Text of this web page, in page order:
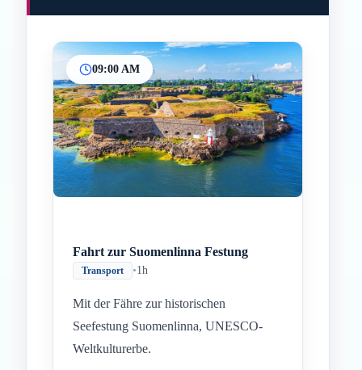
InicioParadas intermedias
Final
09:00 AM
Fahrt zur Suomenlinna Festung
Transport •1h
Mit der Fähre zur historischen
Seefestung Suomenlinna, UNESCO-
Weltkulturerbe.